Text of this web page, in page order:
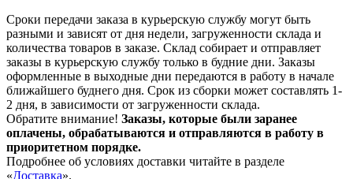
Сроки передачи заказа в курьерскую службу могут быть
разными и зависят от дня недели, загруженности склада и
количества товаров в заказе. Склад собирает и отправляет
заказы в курьерскую службу только в будние дни. Заказы
оформленные в выходные дни передаются в работу в начале
ближайшего буднего дня. Срок из сборки может составлять 1-
2 дня, в зависимости от загруженности склада.
Обратите внимание! Заказы, которые были заранее
оплачены, обрабатываются и отправляются в работу в
приоритетном порядке.
Подробнее об условиях доставки читайте в разделе
«Доставка».